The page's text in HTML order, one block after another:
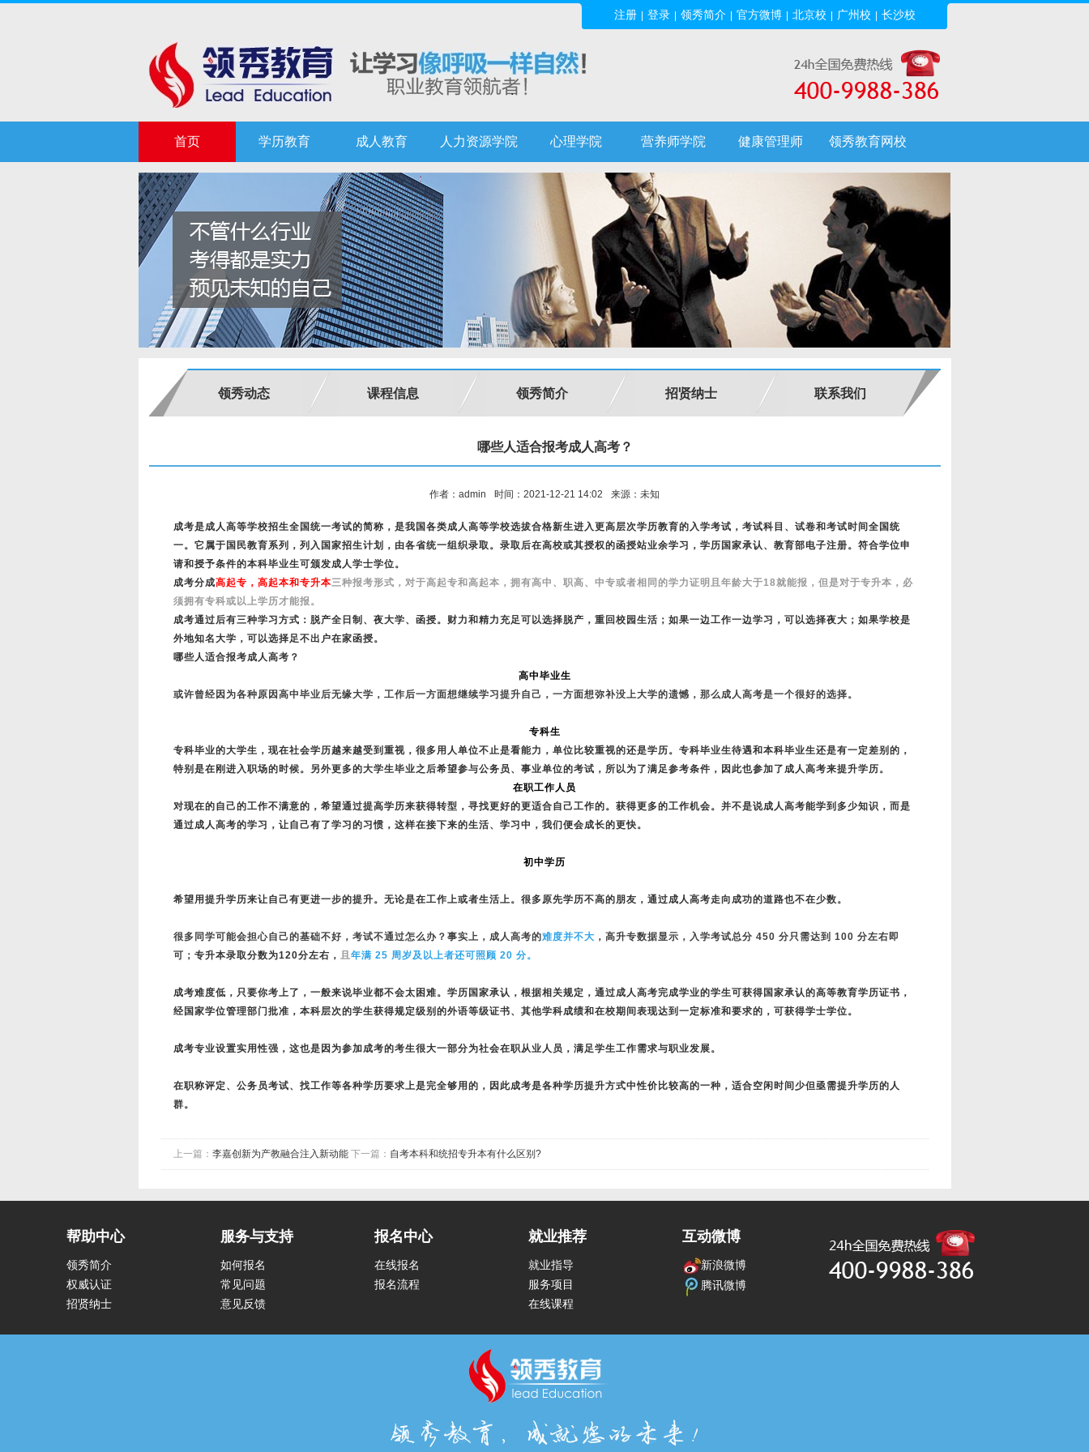
注册 登录 领秀简介 官方微博 北京校 广州校 长沙校
首页 学历教育 成人教育 人力资源学院 心理学院 营养师学院 健康管理师 领秀教育网校
领秀动态 课程信息 领秀简介 招贤纳士 联系我们
哪些人适合报考成人高考？
作者：admin 时间：2021-12-21 14:02 来源：未知
成考是成人高等学校招生全国统一考试的简称，是我国各类成人高等学校选拔合格新生进入更高层次学历教育的入学考试，考试科目、试卷和考试时间全国统
一。它属于国民教育系列，列入国家招生计划，由各省统一组织录取。录取后在高校或其授权的函授站业余学习，学历国家承认、教育部电子注册。符合学位申
请和授予条件的本科毕业生可颁发成人学士学位。
成考分成高起专，高起本和专升本三种报考形式，对于高起专和高起本，拥有高中、职高、中专或者相同的学力证明且年龄大于18就能报，但是对于专升本，必
须拥有专科或以上学历才能报。
成考通过后有三种学习方式：脱产全日制、夜大学、函授。财力和精力充足可以选择脱产，重回校园生活；如果一边工作一边学习，可以选择夜大；如果学校是
外地知名大学，可以选择足不出户在家函授。
哪些人适合报考成人高考？
高中毕业生
或许曾经因为各种原因高中毕业后无缘大学，工作后一方面想继续学习提升自己，一方面想弥补没上大学的遗憾，那么成人高考是一个很好的选择。
专科生
专科毕业的大学生，现在社会学历越来越受到重视，很多用人单位不止是看能力，单位比较重视的还是学历。专科毕业生待遇和本科毕业生还是有一定差别的，
特别是在刚进入职场的时候。另外更多的大学生毕业之后希望参与公务员、事业单位的考试，所以为了满足参考条件，因此也参加了成人高考来提升学历。
在职工作人员
对现在的自己的工作不满意的，希望通过提高学历来获得转型，寻找更好的更适合自己工作的。获得更多的工作机会。并不是说成人高考能学到多少知识，而是
通过成人高考的学习，让自己有了学习的习惯，这样在接下来的生活、学习中，我们便会成长的更快。
初中学历
希望用提升学历来让自己有更进一步的提升。无论是在工作上或者生活上。很多原先学历不高的朋友，通过成人高考走向成功的道路也不在少数。
很多同学可能会担心自己的基础不好，考试不通过怎么办？事实上，成人高考的难度并不大 ，高升专数据显示，入学考试总分 450 分只需达到 100 分左右即
可； 专升本录取分数为120分左右， 且年满 25 周岁及以上者还可照顾 20 分。
成考难度低，只要你考上了，一般来说毕业都不会太困难。学历国家承认，根据相关规定，通过成人高考完成学业的学生可获得国家承认的高等教育学历证书，
经国家学位管理部门批准，本科层次的学生获得规定级别的外语等级证书、其他学科成绩和在校期间表现达到一定标准和要求的，可获得学士学位。
成考专业设置实用性强，这也是因为参加成考的考生很大一部分为社会在职从业人员，满足学生工作需求与职业发展。
在职称评定、公务员考试、找工作等各种学历要求上是完全够用的，因此成考是各种学历提升方式中性价比较高的一种，适合空闲时间少但亟需提升学历的人
群。
上一篇： 李嘉创新为产教融合注入新动能下一篇： 自考本科和统招专升本有什么区别?
帮助中心
领秀简介
权威认证
招贤纳士
服务与支持
如何报名
常见问题
意见反馈
报名中心
在线报名
报名流程
就业推荐
就业指导
服务项目
在线课程
互动微博
新浪微博
腾讯微博